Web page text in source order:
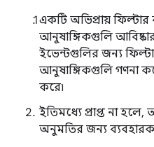
একটি অভিপ্রায় ফিল্টার
আনুষাঙ্গিকগুলি
ইভেন্টগুলির জন্য
আনুষাঙ্গিকগুলি গণনা
করে৷
ইতিমধ্যে প্রাপ্ত না
অনুমতির জন্য